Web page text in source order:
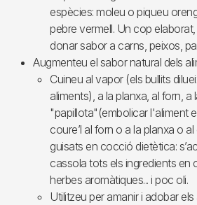
espècies: moleu o piqueu
pebre vermell. Un cop
donar sabor a carns, peixos,
Augmenteu el sabor natural dels
Cuineu al vapor (els bullits
aliments), a la planxa, al forn, a
"papillota"(embolicar l'aliment
coure’l al forn o a la planxa o
guisats en cocció dietètica:
cassola tots els ingredients en
herbes aromàtiques... i poc oli.
Utilitzeu per amanir i adobar els